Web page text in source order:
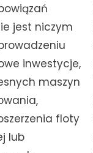
jest niczym
inwestycje,
maszyn
floty
lub